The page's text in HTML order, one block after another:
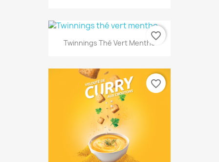
Twinnings Thé Vert Menthe
favorite_border
favorite_border